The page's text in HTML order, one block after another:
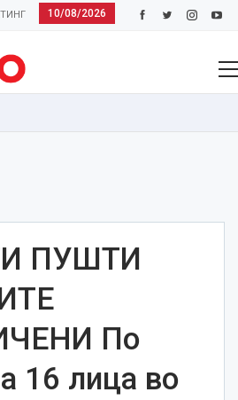
10/08/2026
ПУШТИ
По
16 лица во